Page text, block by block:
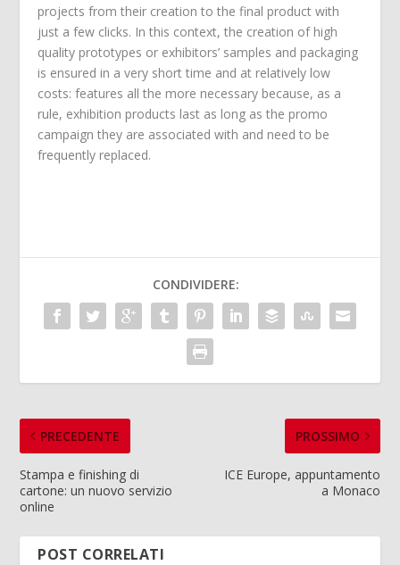
projects from their creation to the final product with
just a few clicks. In this context, the creation of high
quality prototypes or exhibitors’ samples and packaging
is ensured in a very short time and at relatively low
costs: features all the more necessary because, as a
rule, exhibition products last as long as the promo
campaign they are associated with and need to be
frequently replaced.
CONDIVIDERE:
PRECEDENTE
Stampa e finishing di
cartone: un nuovo servizio
online
PROSSIMO
ICE Europe, appuntamento
a Monaco
POST CORRELATI